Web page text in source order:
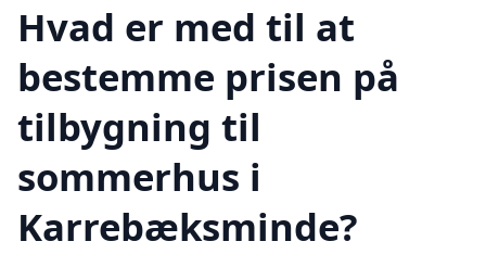
Hvad er med til at
bestemme prisen på
tilbygning til
sommerhus i
Karrebæksminde?